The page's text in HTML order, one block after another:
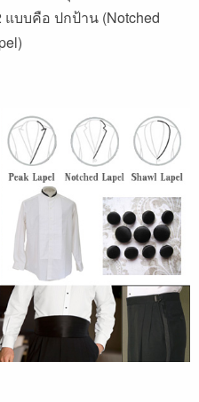
บบคือ ปกป้าน (Notched